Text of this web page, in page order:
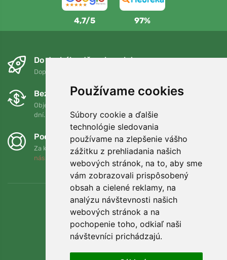
Používame cookies
Súbory cookie a ďalšie
technológie sledovania
používame na zlepšenie vášho
zážitku z prehliadania našich
webových stránok, na to, aby sme
vám zobrazovali prispôsobený
obsah a cielené reklamy, na
analýzu návštevnosti našich
webových stránok a na
pochopenie toho, odkiaľ naši
návštevníci prichádzajú.
4,7/5 97%
Do druhého dňa a bezplatne
Doprava zadarmo pri objednávkach nad 75 EUR
Bezplatná výmena a vrátenie tovaru
Objednávku môžete kedykoľvek vrátiť alebo vymeniť do 90
dní.
Podporujeme Trees.org
Za každú objednávku zasadíme strom! Prečítajte si viac
nás